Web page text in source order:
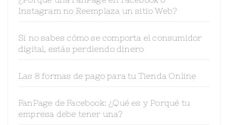
Instagram no Reemplaza un sitio Web?
Si no sabes cómo se comporta el consumidor
digital, estás perdiendo dinero
Las 8 formas de pago para tu Tienda Online
FanPage de Facebook: ¿Qué es y Porqué tu
empresa debe tener una?